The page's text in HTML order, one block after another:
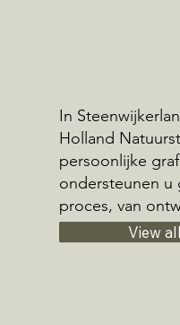
In
Holland
persoonlijke
ondersteunen u
proces, van
View